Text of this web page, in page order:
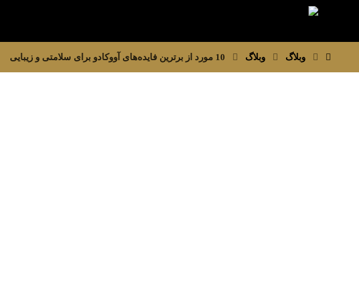
وبلاگ وبلاگ 10 مورد از برترین فایده‌های آووکادو برای سلامتی و زیبایی